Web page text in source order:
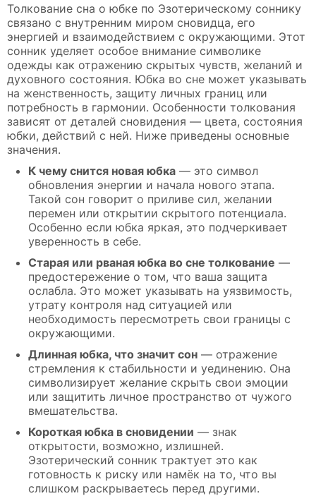
Толкование сна о юбке по Эзотерическому соннику
связано с внутренним миром сновидца, его
энергией и взаимодействием с окружающими. Этот
сонник уделяет особое внимание символике
одежды как отражению скрытых чувств, желаний и
духовного состояния. Юбка во сне может указывать
на женственность, защиту личных границ или
потребность в гармонии. Особенности толкования
зависят от деталей сновидения — цвета, состояния
юбки, действий с ней. Ниже приведены основные
значения.
К чему снится новая юбка — это символ
обновления энергии и начала нового этапа.
Такой сон говорит о приливе сил, желании
перемен или открытии скрытого потенциала.
Особенно если юбка яркая, это подчеркивает
уверенность в себе.
Старая или рваная юбка во сне толкование —
предостережение о том, что ваша защита
ослабла. Это может указывать на уязвимость,
утрату контроля над ситуацией или
необходимость пересмотреть свои границы с
окружающими.
Длинная юбка, что значит сон — отражение
стремления к стабильности и уединению. Она
символизирует желание скрыть свои эмоции
или защитить личное пространство от чужого
вмешательства.
Короткая юбка в сновидении — знак
открытости, возможно, излишней.
Эзотерический сонник трактует это как
готовность к риску или намёк на то, что вы
слишком раскрываетесь перед другими.